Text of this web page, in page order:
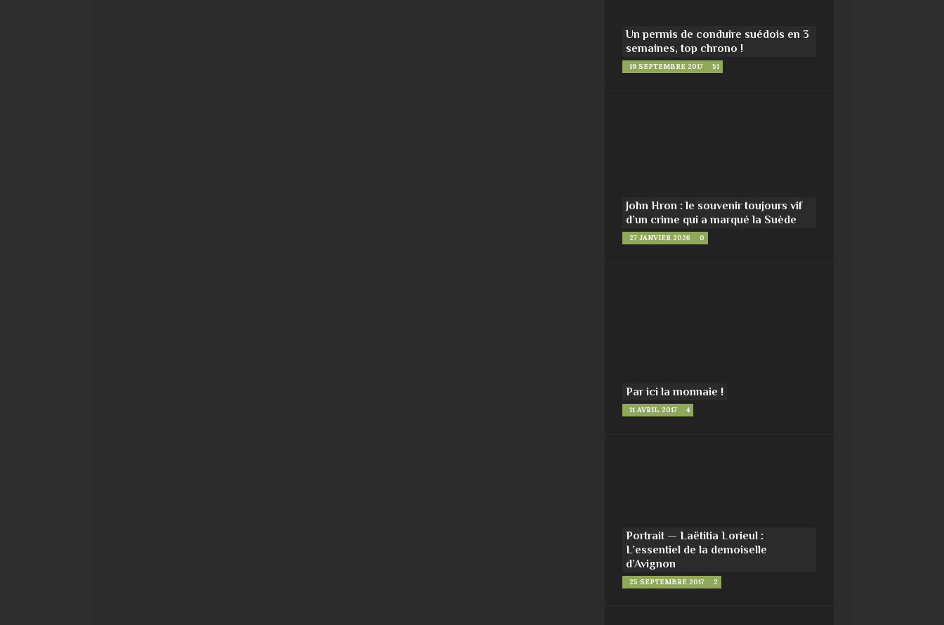
Un permis de conduire suédois en 3
semaines, top chrono !
19 SEPTEMBRE 2017 51
John Hron : le souvenir toujours vif
d’un crime qui a marqué la Suède
27 JANVIER 2026 0
Par ici la monnaie !
11 AVRIL 2017 4
Portrait — Laëtitia Lorieul :
L’essentiel de la demoiselle
d’Avignon
25 SEPTEMBRE 2017 2